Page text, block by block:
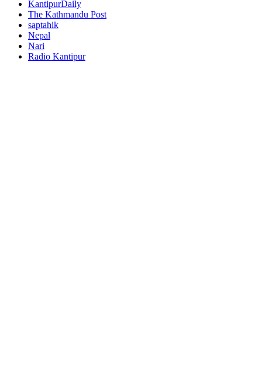
KantipurDaily
The Kathmandu Post
saptahik
Nepal
Nari
Radio Kantipur